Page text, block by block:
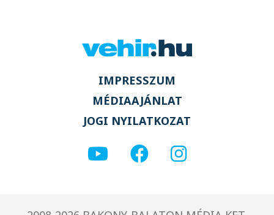
IMPRESSZUM
MÉDIAAJÁNLAT
JOGI NYILATKOZAT